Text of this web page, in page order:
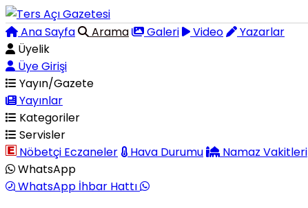
Ana Sayfa Arama Galeri Video
Yazarlar
Üyelik
Üye Girişi
Yayın/Gazete
Yayınlar
Kategoriler
Servisler
Nöbetçi Eczaneler
Hava Durumu Namaz Vakitleri
WhatsApp
WhatsApp İhbar Hattı